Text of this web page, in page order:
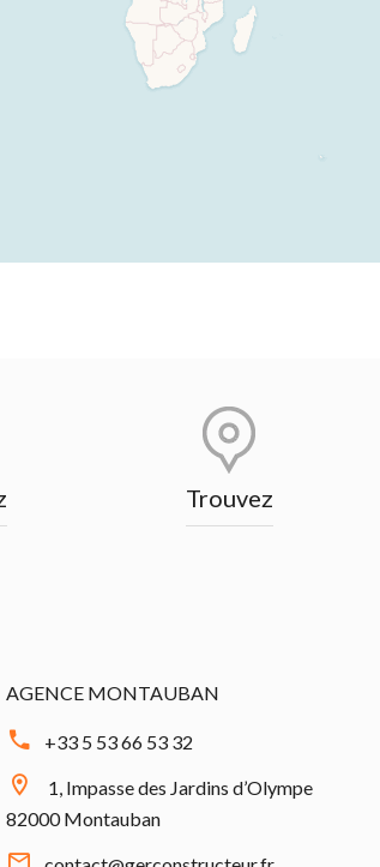
Trouvez
AGENCE MONTAUBAN
+33 5 53 66 53 32
1, Impasse des Jardins d’Olympe
82000 Montauban